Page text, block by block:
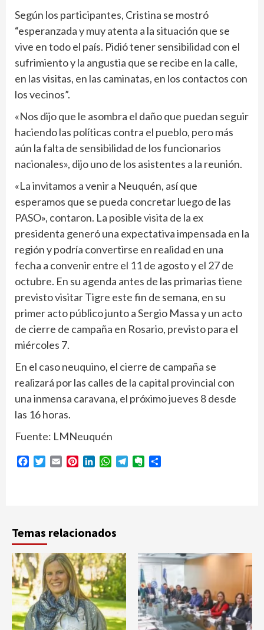
Según los participantes, Cristina se mostró
“esperanzada y muy atenta a la situación que se
vive en todo el país. Pidió tener sensibilidad con el
sufrimiento y la angustia que se recibe en la calle,
en las visitas, en las caminatas, en los contactos con
los vecinos”.
«Nos dijo que le asombra el daño que puedan seguir
haciendo las políticas contra el pueblo, pero más
aún la falta de sensibilidad de los funcionarios
nacionales», dijo uno de los asistentes a la reunión.
«La invitamos a venir a Neuquén, así que
esperamos que se pueda concretar luego de las
PASO», contaron. La posible visita de la ex
presidenta generó una expectativa impensada en la
región y podría convertirse en realidad en una
fecha a convenir entre el 11 de agosto y el 27 de
octubre. En su agenda antes de las primarias tiene
previsto visitar Tigre este fin de semana, en su
primer acto público junto a Sergio Massa y un acto
de cierre de campaña en Rosario, previsto para el
miércoles 7.
En el caso neuquino, el cierre de campaña se
realizará por las calles de la capital provincial con
una inmensa caravana, el próximo jueves 8 desde
las 16 horas.
Fuente: LMNeuquén
Facebook
Twitter
Email PinterestLinkedInWhatsApp
TelegramEvernote
Temas relacionados